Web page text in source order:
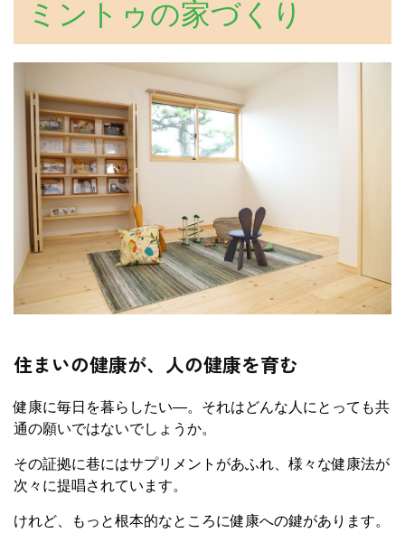
ミントゥの家づくり
住まいの健康が、人の健康を育む
健康に毎日を暮らしたい―。それはどんな人にとっても共
通の願いではないでしょうか。
その証拠に巷にはサプリメントがあふれ、様々な健康法が
次々に提唱されています。
けれど、もっと根本的なところに健康への鍵があります。